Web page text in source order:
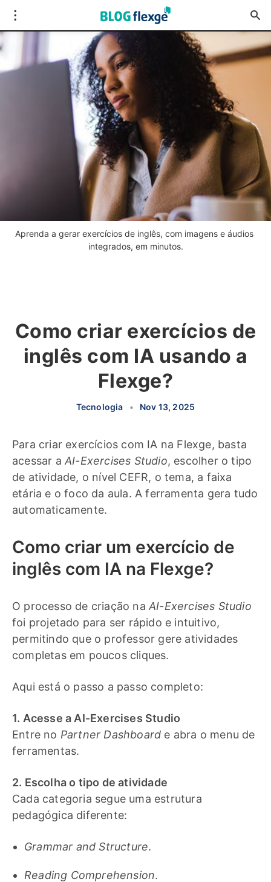
Aprenda a gerar exercícios de inglês, com imagens e áudios
integrados, em minutos.
Como criar exercícios de
inglês com IA usando a
Flexge?
Tecnologia • Nov 13, 2025
Para criar exercícios com IA na Flexge, basta
acessar a AI-Exercises Studio, escolher o tipo
de atividade, o nível CEFR, o tema, a faixa
etária e o foco da aula. A ferramenta gera tudo
automaticamente.
Como criar um exercício de
inglês com IA na Flexge?
O processo de criação na AI-Exercises Studio
foi projetado para ser rápido e intuitivo,
permitindo que o professor gere atividades
completas em poucos cliques.
Aqui está o passo a passo completo:
1. Acesse a AI-Exercises Studio
Entre no Partner Dashboard e abra o menu de
ferramentas.
2. Escolha o tipo de atividade
Cada categoria segue uma estrutura
pedagógica diferente:
Grammar and Structure.
Reading Comprehension.